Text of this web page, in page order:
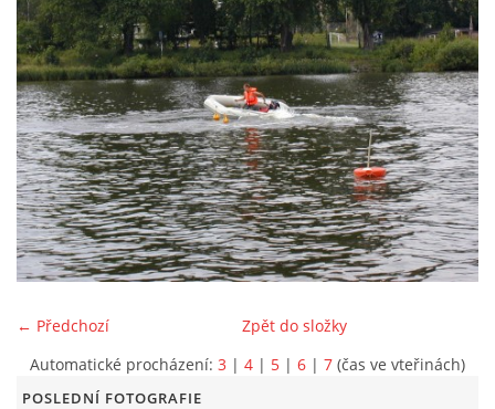
SOUČASNOST
VIZE BUDOUCNOSTI
FOTOALBUM
LODĚNICE A OKOLÍ
PLOVOUCÍ LODĚNICE
← Předchozí
Zpět do složky
Automatické procházení: 3 | 4 | 5 | 6 | 7 (čas ve vteřinách)
POSLEDNÍ FOTOGRAFIE